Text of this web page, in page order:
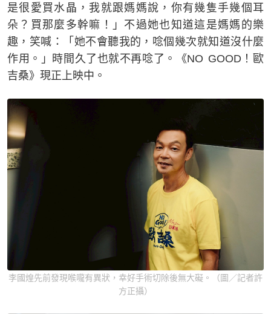
是很愛買水晶，我就跟媽媽說，你有幾隻手幾個耳
朵？買那麼多幹嘛！」不過她也知道這是媽媽的樂
趣，笑喊：「她不會聽我的，唸個幾次就知道沒什麼
作用。」時間久了也就不再唸了。《NO GOOD！歐
吉桑》現正上映中。
李國煌先前發現喉嚨有異狀，幸好手術切除後無大礙。（圖／記者許
方正攝）